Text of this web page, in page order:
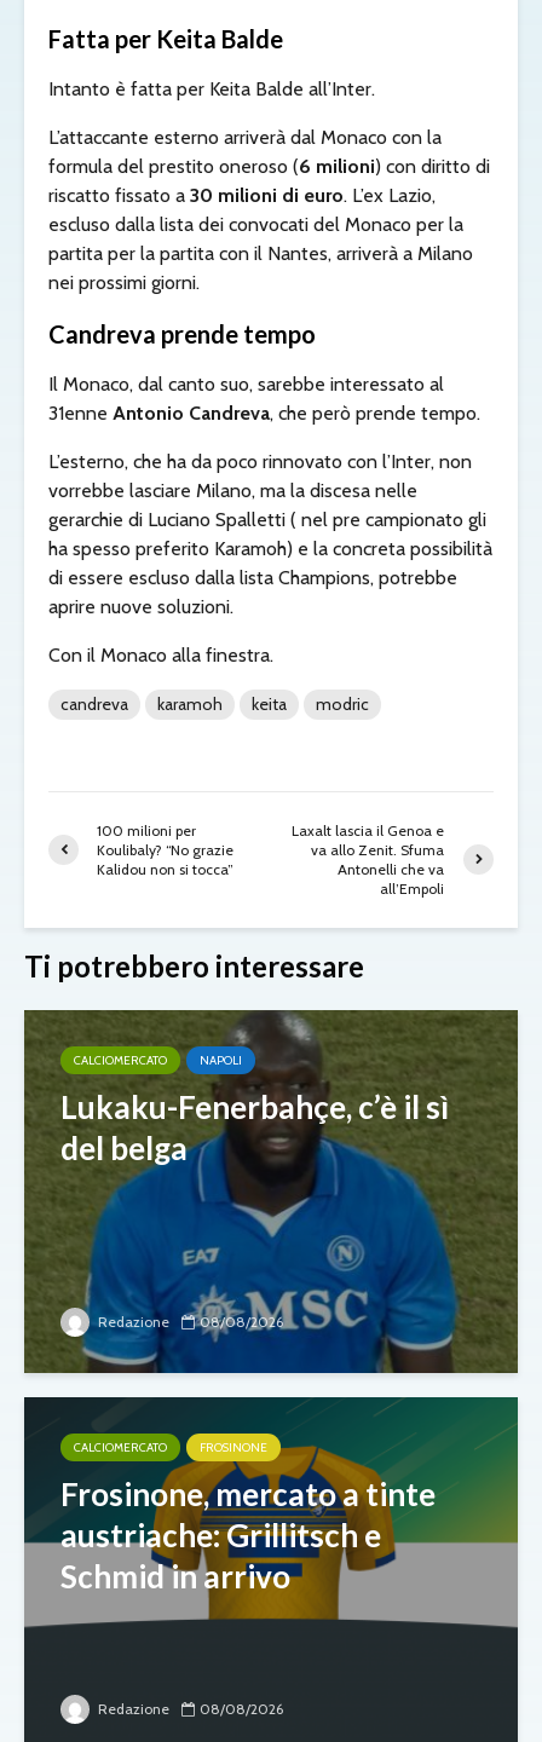
Fatta per Keita Balde
Intanto è fatta per Keita Balde all’Inter.
L’attaccante esterno arriverà dal Monaco con la
formula del prestito oneroso (6 milioni) con diritto di
riscatto fissato a 30 milioni di euro. L’ex Lazio,
escluso dalla lista dei convocati del Monaco per la
partita per la partita con il Nantes, arriverà a Milano
nei prossimi giorni.
Candreva prende tempo
Il Monaco, dal canto suo, sarebbe interessato al
31enne Antonio Candreva, che però prende tempo.
L’esterno, che ha da poco rinnovato con l’Inter, non
vorrebbe lasciare Milano, ma la discesa nelle
gerarchie di Luciano Spalletti ( nel pre campionato gli
ha spesso preferito Karamoh) e la concreta possibilità
di essere escluso dalla lista Champions, potrebbe
aprire nuove soluzioni.
Con il Monaco alla finestra.
candreva karamoh keita modric
100 milioni per
Koulibaly? “No grazie
Kalidou non si tocca”
Laxalt lascia il Genoa e
va allo Zenit. Sfuma
Antonelli che va
all’Empoli
Ti potrebbero interessare
CALCIOMERCATO NAPOLI
Lukaku-Fenerbahçe, c’è il sì
del belga
Redazione 08/08/2026
CALCIOMERCATO FROSINONE
Frosinone, mercato a tinte
austriache: Grillitsch e
Schmid in arrivo
Redazione 08/08/2026